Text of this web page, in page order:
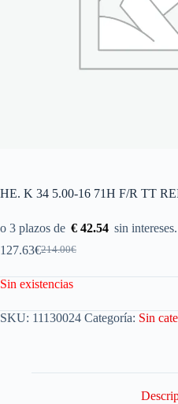
HE. K 34 5.00-16 71H F/R TT
€ 42.54
214.00€
127.63€
Sin existencias
SKU: 11130024 Categoría: Sin